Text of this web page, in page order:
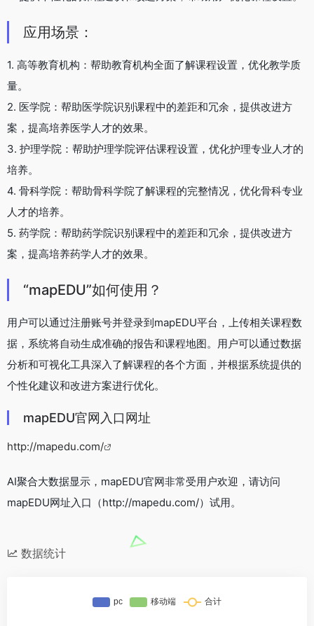
应用场景：
1. 高等教育机构：帮助教育机构全面了解课程设置，优化教学质
量。
2. 医学院：帮助医学院识别课程中的差距和冗余，提供改进方
案，提高培养医学人才的效果。
3. 护理学院：帮助护理学院评估课程设置，优化护理专业人才的
培养。
4. 骨科学院：帮助骨科学院了解课程的完整情况，优化骨科专业
人才的培养。
5. 药学院：帮助药学院识别课程中的差距和冗余，提供改进方
案，提高培养药学人才的效果。
“mapEDU”如何使用？
用户可以通过注册账号并登录到mapEDU平台，上传相关课程数
据，系统将自动生成准确的报告和课程地图。用户可以通过数据
分析和可视化工具深入了解课程的各个方面，并根据系统提供的
个性化建议和改进方案进行优化。
mapEDU官网入口网址
http://mapedu.com/
AI聚合大数据显示，mapEDU官网非常受用户欢迎，请访问
mapEDU网址入口（http://mapedu.com/）试用。
数据统计